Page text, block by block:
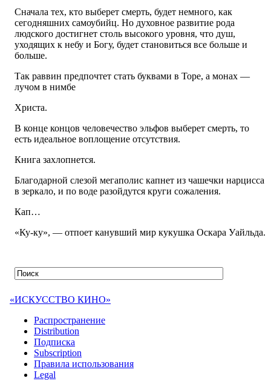
Сначала тех, кто выберет смерть, будет немного, как
сегодняшних самоубийц. Но духовное развитие рода
людского достигнет столь высокого уровня, что душ,
уходящих к небу и Богу, будет становиться все больше и
больше.
Так раввин предпочтет стать буквами в Торе, а монах —
лучом в нимбе
Христа.
В конце концов человечество эльфов выберет смерть, то
есть идеальное воплощение отсутствия.
Книга захлопнется.
Благодарной слезой мегаполис капнет из чашечки нарцисса
в зеркало, и по воде разойдутся круги сожаления.
Кап…
«Ку-ку», — отпоет канувший мир кукушка Оскара Уайльда.
«ИСКУССТВО КИНО»
Распространение
Distribution
Подписка
Subscription
Правила использования
Legal